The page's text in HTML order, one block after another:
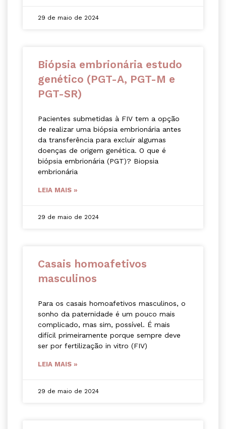
29 de maio de 2024
Biópsia embrionária estudo
genético (PGT-A, PGT-M e
PGT-SR)
Pacientes submetidas à FIV tem a opção
de realizar uma biópsia embrionária antes
da transferência para excluir algumas
doenças de origem genética. O que é
biópsia embrionária (PGT)? Biopsia
embrionária
LEIA MAIS »
29 de maio de 2024
Casais homoafetivos
masculinos
Para os casais homoafetivos masculinos, o
sonho da paternidade é um pouco mais
complicado, mas sim, possível. É mais
difícil primeiramente porque sempre deve
ser por fertilização in vitro (FIV)
LEIA MAIS »
29 de maio de 2024